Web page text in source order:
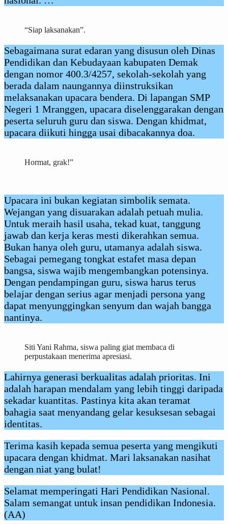
“Siap laksanakan”.
Sebagaimana surat edaran yang disusun oleh Dinas
Pendidikan dan Kebudayaan kabupaten Demak
dengan nomor 400.3/4257, sekolah-sekolah yang
berada dalam naungannya diinstruksikan
melaksanakan upacara bendera. Di lapangan SMP
Negeri 1 Mranggen, upacara diselenggarakan dengan
peserta seluruh guru dan siswa. Dengan khidmat,
upacara diikuti hingga usai dibacakannya doa.
Hormat, grak!”
Upacara ini bukan kegiatan simbolik semata.
Wejangan yang disuarakan adalah petuah mulia.
Untuk meraih hasil usaha, tekad kuat, tanggung
jawab dan kerja keras mesti dikerahkan semua.
Bukan hanya oleh guru, utamanya adalah siswa.
Sebagai pemegang tongkat estafet masa depan
bangsa, siswa wajib mengembangkan potensinya.
Dengan pendampingan guru, siswa harus terus
belajar dengan serius agar menjadi persona yang
dapat menyunggingkan senyum dan wajah bangga
nantinya.
Siti Yani Rahma, siswa paling giat membaca di
perpustakaan menerima apresiasi.
Lahirnya generasi berkualitas adalah prioritas. Ini
adalah harapan mendalam yang lebih tinggi daripada
sekadar kuantitas. Pastinya kita akan teramat
bahagia saat menyandang gelar kesuksesan sebagai
identitas.
Terima kasih kepada semua peserta yang mengikuti
upacara dengan khidmat. Mari laksanakan nasihat
dengan niat yang bulat!
Selamat memperingati Hari Pendidikan Nasional.
Salam semangat untuk insan pendidikan Indonesia.
(AA)